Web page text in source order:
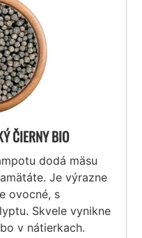
ČIERNY BIO
dodá mäsu
Je výrazne
ovocné, s
Skvele vynikne
v nátierkach.